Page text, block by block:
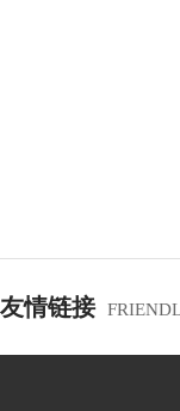
友情链接